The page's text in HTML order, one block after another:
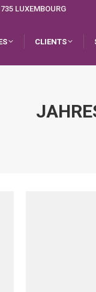
LUXEMBOURG
CLIENTS